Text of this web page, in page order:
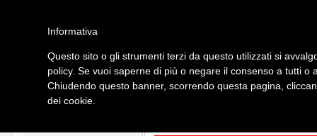
Home Listino Marchi Dati Cliente Servizi Company
Hardware Software Fotografia Telefonia Audio Video
Informativa
Questo sito o gli strumenti terzi da questo utilizzati si
policy. Se vuoi saperne di più o negare il consenso a tutti o
Chiudendo questo banner, scorrendo questa pagina,
dei cookie.